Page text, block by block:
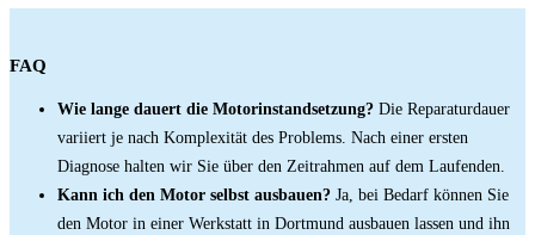
FAQ
Wie lange dauert die Motorinstandsetzung? Die Reparaturdauer
variiert je nach Komplexität des Problems. Nach einer ersten
Diagnose halten wir Sie über den Zeitrahmen auf dem Laufenden.
Kann ich den Motor selbst ausbauen? Ja, bei Bedarf können Sie
den Motor in einer Werkstatt in Dortmund ausbauen lassen und ihn